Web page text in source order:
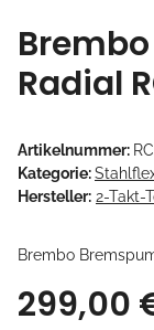
Radial
Artikelnummer:
Kategorie:
Hersteller: 2-Takt-
Brembo
299,00